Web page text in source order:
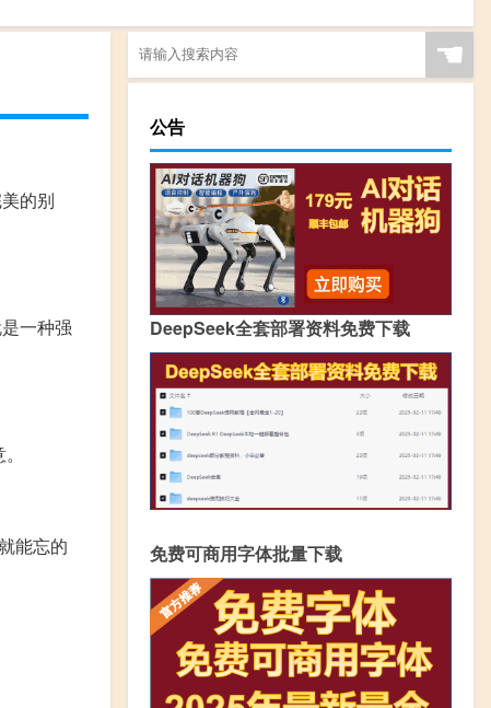
的别
一种强
能忘的
☚
公告
DeepSeek全套部署资料免费下载
免费可商用字体批量下载